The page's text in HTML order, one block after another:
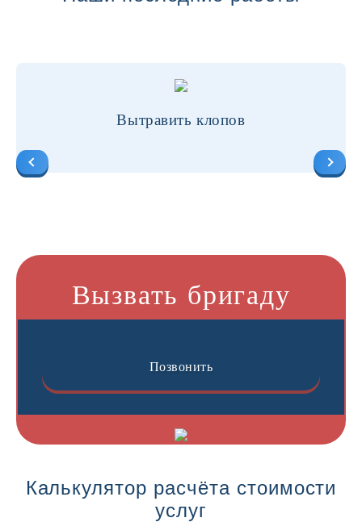
Вытравить клопов
Вызвать бригаду
Позвонить
Калькулятор расчёта стоимости
услуг